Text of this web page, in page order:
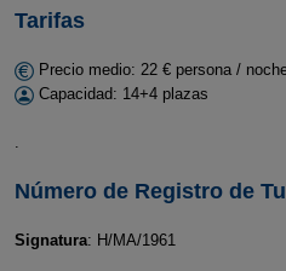
Tarifas
Precio medio: 22 € persona /
Capacidad: 14+4 plazas
.
Número de Registro de
Signatura: H/MA/1961